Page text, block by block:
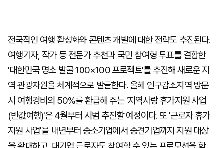
전국적인 여행 활성화와 콘텐츠 개발에 대한 전략도 추진된다.
여행기자, 작가 등 전문가 추천과 국민 참여형 투표를 결합한
'대한민국 명소 발굴 100×100 프로젝트'를 추진해 새로운 지
역 관광자원을 체계적으로 발굴한다. 올해 인구감소지역 방문
시 여행경비의 50%를 환급해 주는 '지역사랑 휴가지원 사업
(반값여행)'은 4월부터 시범 추진할 예정이다. 또 '근로자 휴가
지원 사업'을 내년부터 중소기업에서 중견기업까지 지원 대상